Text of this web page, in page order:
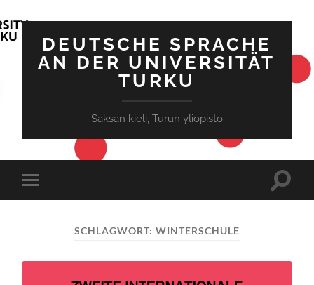
DEUTSCHE SPRACHE
AN DER UNIVERSITÄT
TURKU
Saksan kieli, Turun yliopisto
Mobile-
Menü
SCHLAGWORT: WINTERSCHULE